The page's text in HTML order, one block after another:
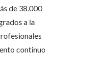
de 38.000
a la
continuo